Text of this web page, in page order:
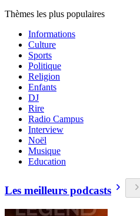
Thèmes les plus populaires
Informations
Culture
Sports
Politique
Religion
Enfants
DJ
Rire
Radio Campus
Interview
Noël
Musique
Education
Les meilleurs podcasts